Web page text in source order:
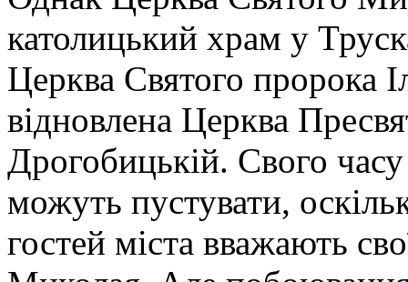
католицький храм у
Церква Святого пророка
відновлена Церква
Дрогобицькій. Свого
можуть пустувати,
гостей міста вважають